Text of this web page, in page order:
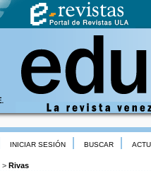
INICIAR SESIÓN BUSCAR
> Rivas